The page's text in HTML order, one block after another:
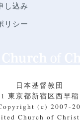
し込み
リシー
日本基督教団
東京都新宿区西早
(c) 2007-
Church of Christ